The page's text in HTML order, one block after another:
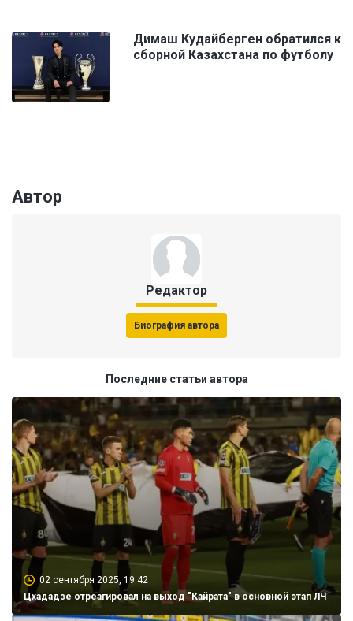
Димаш Кудайберген обратился к
сборной Казахстана по футболу
Автор
Редактор
Биография автора
Последние статьи автора
02 сентября 2025, 19:42
Цхададзе отреагировал на выход "Кайрата" в основной этап ЛЧ